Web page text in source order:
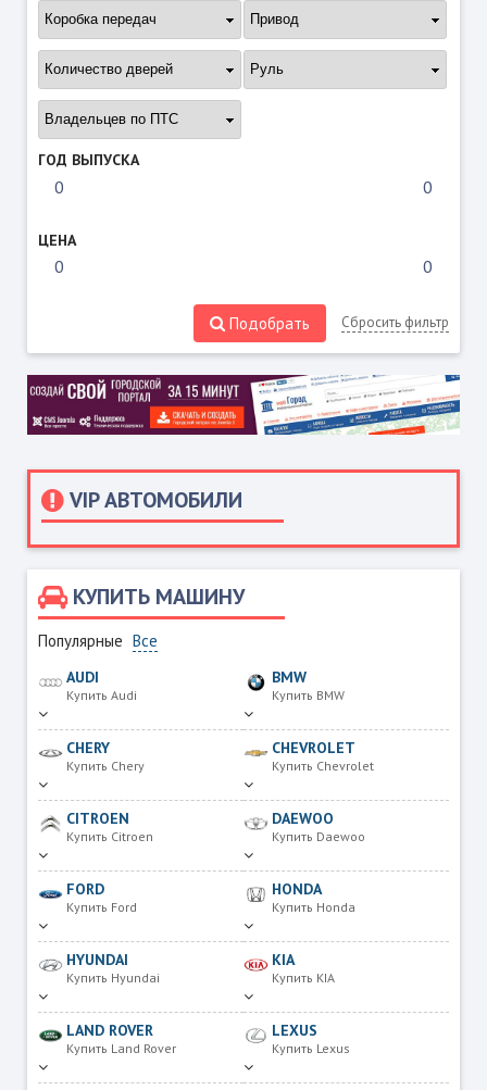
VIP АВТОМОБИЛИ
КУПИТЬ МАШИНУ
Популярные Все
AUDI
Купить Audi
BMW
Купить BMW
CHERY
Купить Chery
CHEVROLET
Купить Chevrolet
CITROEN
Купить Citroen
DAEWOO
Купить Daewoo
FORD
Купить Ford
HONDA
Купить Honda
HYUNDAI
Купить Hyundai
KIA
Купить KIA
LAND ROVER
Купить Land Rover
LEXUS
Купить Lexus
ГОД ВЫПУСКА
ЦЕНА
Подобрать Сбросить фильтр